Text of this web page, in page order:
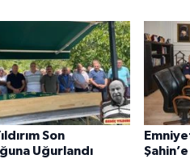
Son
Uğurlandı